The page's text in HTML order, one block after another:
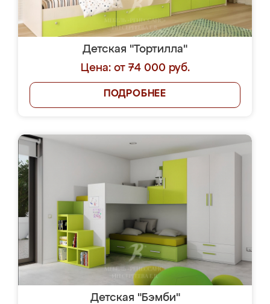
Детская "Тортилла"
Цена: от 74 000 руб.
ПОДРОБНЕЕ
Детская "Бэмби"